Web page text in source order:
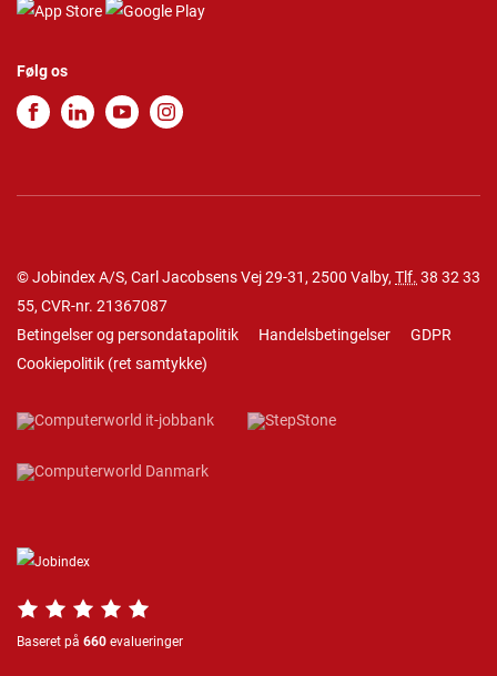
Følg os
© Jobindex A/S, Carl Jacobsens Vej 29-31, 2500 Valby, Tlf. 38 32 33
55, CVR-nr. 21367087
Betingelser og persondatapolitik
Handelsbetingelser
GDPR
Cookiepolitik (ret samtykke)
Baseret på 660 evalueringer